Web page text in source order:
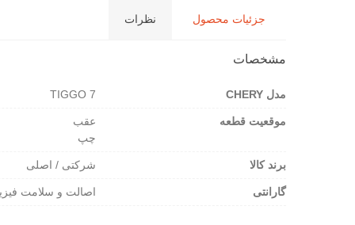
جزئیات محصول نظرات
مشخصات
مدل CHERY TIGGO 7
موقعیت قطعه
عقب
چپ
برند کالا شرکتی / اصلی
گارانتی اصالت و سلامت